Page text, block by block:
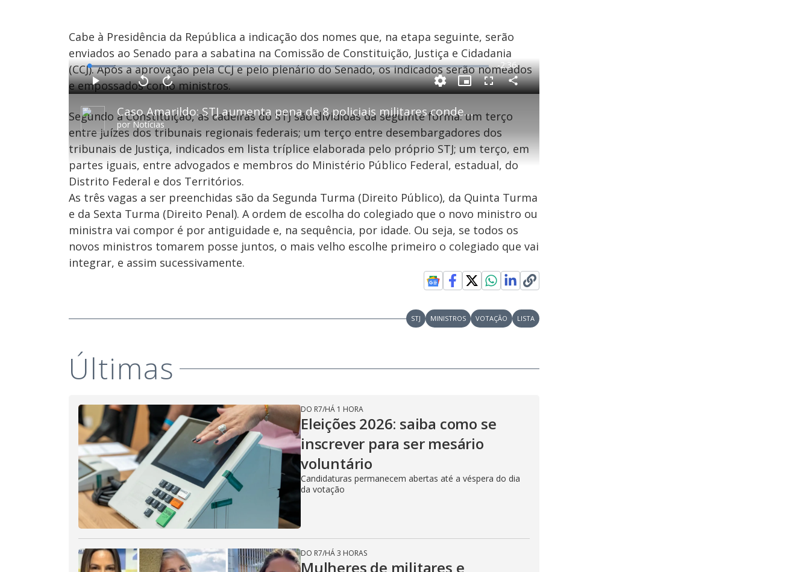
Cabe à Presidência da República a indicação dos nomes que, na etapa seguinte, serão
enviados ao Senado para a sabatina na Comissão de Constituição, Justiça e Cidadania
(CCJ). Após a aprovação pela CCJ e pelo plenário do Senado, os indicados serão nomeados
e empossados como ministros.
P
l
a
y
V
i
d
e
o
Caso Amarildo: STJ aumenta pena de 8 policiais militares condenados pela morte do pedreiro
porNotícias
P
l
y
V
o
a
r
1
0
s
g
n
d
s
A
v
n
ç
a
1
0
e
u
n
o
s
M
u
o
L
o
a
d
e
.
3
1
%
R
e
m
n
i
n
T
i
m
e
-2:36
e
o
c
e
P
i
u
r
-
i
i
c
e
F
u
s
c
r
e
e
C
o
a
r
Segundo a Constituição, as cadeiras do STJ são divididas da seguinte forma: um terço
entre juízes dos tribunais regionais federais; um terço entre desembargadores dos
tribunais de Justiça, indicados em lista tríplice elaborada pelo próprio STJ; um terço, em
partes iguais, entre advogados e membros do Ministério Público Federal, estadual, do
Distrito Federal e dos Territórios.
As três vagas a ser preenchidas são da Segunda Turma (Direito Público), da Quinta Turma
e da Sexta Turma (Direito Penal). A ordem de escolha do colegiado que o novo ministro ou
ministra vai compor é por antiguidade e, na sequência, por idade. Ou seja, se todos os
novos ministros tomarem posse juntos, o mais velho escolhe primeiro o colegiado que vai
integrar, e assim sucessivamente.
STJ MINISTROS VOTAÇÃO LISTA
Últimas
DO R7/HÁ 1 HORA
Eleições 2026: saiba como se
inscrever para ser mesário
voluntário
Candidaturas permanecem abertas até a véspera do dia
da votação
DO R7/HÁ 3 HORAS
Mulheres de militares e